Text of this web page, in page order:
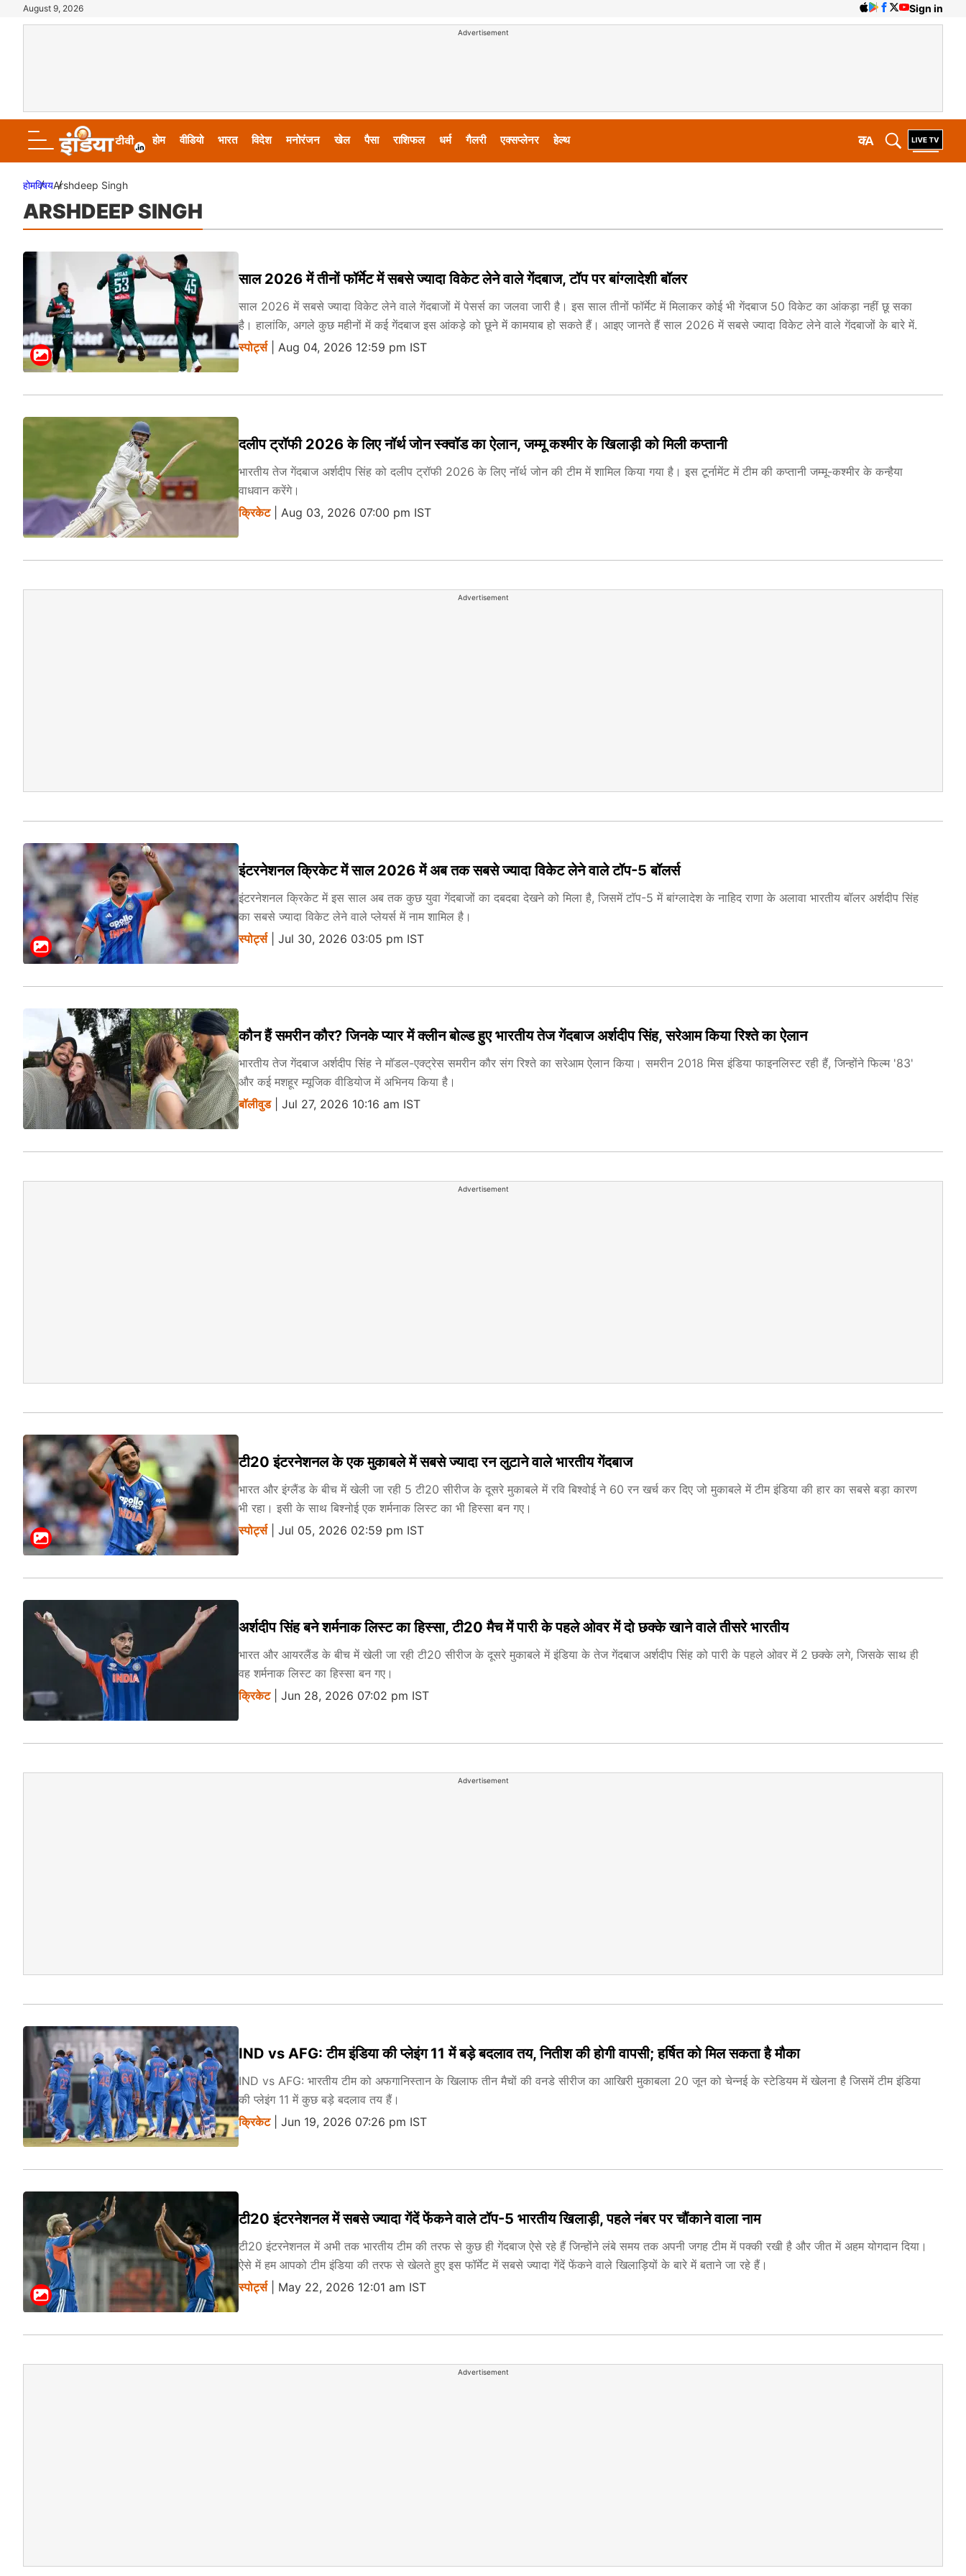
August 9, 2026 Sign in
Advertisement
होम वीडियो भारत विदेश मनोरंजन खेल पैसा राशिफल धर्म गैलरी एक्सप्लेनर हेल्थ A
क
होमविषयArshdeep Singh
ARSHDEEP SINGH
साल 2026 में तीनों फॉर्मेट में सबसे ज्यादा विकेट लेने वाले गेंदबाज, टॉप पर बांग्लादेशी बॉलर
साल 2026 में सबसे ज्यादा विकेट लेने वाले गेंदबाजों में पेसर्स का जलवा जारी है। इस साल तीनों फॉर्मेट में मिलाकर कोई भी गेंदबाज 50 विकेट का आंकड़ा नहीं छू सका
है। हालांकि, अगले कुछ महीनों में कई गेंदबाज इस आंकड़े को छूने में कामयाब हो सकते हैं। आइए जानते हैं साल 2026 में सबसे ज्यादा विकेट लेने वाले गेंदबाजों के बारे में.
स्पोर्ट्स| Aug 04, 2026 12:59 pm IST
दलीप ट्रॉफी 2026 के लिए नॉर्थ जोन स्क्वॉड का ऐलान, जम्मू कश्मीर के खिलाड़ी को मिली कप्तानी
भारतीय तेज गेंदबाज अर्शदीप सिंह को दलीप ट्रॉफी 2026 के लिए नॉर्थ जोन की टीम में शामिल किया गया है। इस टूर्नामेंट में टीम की कप्तानी जम्मू-कश्मीर के कन्हैया
वाधवान करेंगे।
क्रिकेट| Aug 03, 2026 07:00 pm IST
Advertisement
इंटरनेशनल क्रिकेट में साल 2026 में अब तक सबसे ज्यादा विकेट लेने वाले टॉप-5 बॉलर्स
इंटरनेशनल क्रिकेट में इस साल अब तक कुछ युवा गेंदबाजों का दबदबा देखने को मिला है, जिसमें टॉप-5 में बांग्लादेश के नाहिद राणा के अलावा भारतीय बॉलर अर्शदीप सिंह
का सबसे ज्यादा विकेट लेने वाले प्लेयर्स में नाम शामिल है।
स्पोर्ट्स| Jul 30, 2026 03:05 pm IST
कौन हैं समरीन कौर? जिनके प्यार में क्लीन बोल्ड हुए भारतीय तेज गेंदबाज अर्शदीप सिंह, सरेआम किया रिश्ते का ऐलान
भारतीय तेज गेंदबाज अर्शदीप सिंह ने मॉडल-एक्ट्रेस समरीन कौर संग रिश्ते का सरेआम ऐलान किया। समरीन 2018 मिस इंडिया फाइनलिस्ट रही हैं, जिन्होंने फिल्म '83'
और कई मशहूर म्यूजिक वीडियोज में अभिनय किया है।
बॉलीवुड| Jul 27, 2026 10:16 am IST
Advertisement
टी20 इंटरनेशनल के एक मुकाबले में सबसे ज्यादा रन लुटाने वाले भारतीय गेंदबाज
भारत और इंग्लैंड के बीच में खेली जा रही 5 टी20 सीरीज के दूसरे मुकाबले में रवि बिश्वोई ने 60 रन खर्च कर दिए जो मुकाबले में टीम इंडिया की हार का सबसे बड़ा कारण
भी रहा। इसी के साथ बिश्नोई एक शर्मनाक लिस्ट का भी हिस्सा बन गए।
स्पोर्ट्स| Jul 05, 2026 02:59 pm IST
अर्शदीप सिंह बने शर्मनाक लिस्ट का हिस्सा, टी20 मैच में पारी के पहले ओवर में दो छक्के खाने वाले तीसरे भारतीय
भारत और आयरलैंड के बीच में खेली जा रही टी20 सीरीज के दूसरे मुकाबले में इंडिया के तेज गेंदबाज अर्शदीप सिंह को पारी के पहले ओवर में 2 छक्के लगे, जिसके साथ ही
वह शर्मनाक लिस्ट का हिस्सा बन गए।
क्रिकेट| Jun 28, 2026 07:02 pm IST
Advertisement
IND vs AFG: टीम इंडिया की प्लेइंग 11 में बड़े बदलाव तय, नितीश की होगी वापसी; हर्षित को मिल सकता है मौका
IND vs AFG: भारतीय टीम को अफगानिस्तान के खिलाफ तीन मैचों की वनडे सीरीज का आखिरी मुकाबला 20 जून को चेन्नई के स्टेडियम में खेलना है जिसमें टीम इंडिया
की प्लेइंग 11 में कुछ बड़े बदलाव तय हैं।
क्रिकेट| Jun 19, 2026 07:26 pm IST
टी20 इंटरनेशनल में सबसे ज्यादा गेंदें फेंकने वाले टॉप-5 भारतीय खिलाड़ी, पहले नंबर पर चौंकाने वाला नाम
टी20 इंटरनेशनल में अभी तक भारतीय टीम की तरफ से कुछ ही गेंदबाज ऐसे रहे हैं जिन्होंने लंबे समय तक अपनी जगह टीम में पक्की रखी है और जीत में अहम योगदान दिया।
ऐसे में हम आपको टीम इंडिया की तरफ से खेलते हुए इस फॉर्मेट में सबसे ज्यादा गेंदें फेंकने वाले खिलाड़ियों के बारे में बताने जा रहे हैं।
स्पोर्ट्स| May 22, 2026 12:01 am IST
Advertisement